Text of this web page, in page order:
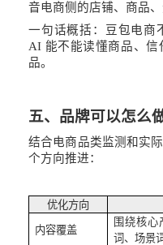
音电商侧的店铺、商品
一句话概括：豆包电商
AI 能不能读懂商品、信
品。
五、品牌可以怎么
结合电商品类监测和实
个方向推进：
优化方向
内容覆盖
围绕核心
词、场景